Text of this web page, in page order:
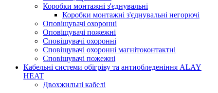
Коробки монтажні з'єднувальні
Коробки монтажні з'єднувальні негорючі
Оповіщувачі охоронні
Оповіщувачі пожежні
Сповіщувачі охоронні
Сповіщувачі охоронні магнітоконтактні
Сповіщувачі пожежні
Кабельні системи обігріву та антиобледеніння ALAY
HEAT
Двохжильні кабелі